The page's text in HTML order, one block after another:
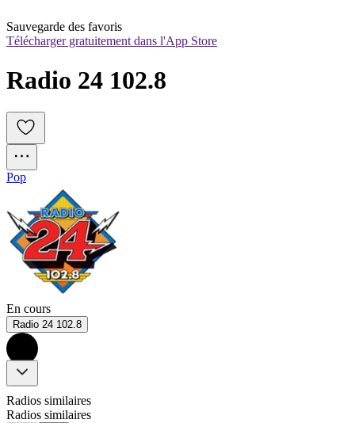
Sauvegarde des favoris
Télécharger gratuitement dans l'App Store
Radio 24 102.8
Pop
En cours
Radio 24 102.8
Radios similaires
Radios similaires